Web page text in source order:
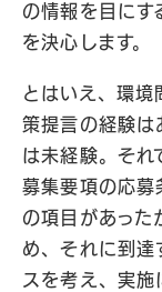
の情報を目にす
を決心します。
とはいえ、環境
策提言の経験は
は未経験。それ
募集要項の応募
の項目があった
め、それに到達
スを考え、実施